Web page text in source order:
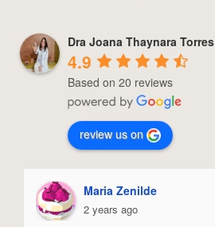
Dra Joana Thaynara Torres
4.9
Based on 20 reviews
review us on
Maria Zenilde
2 years ago